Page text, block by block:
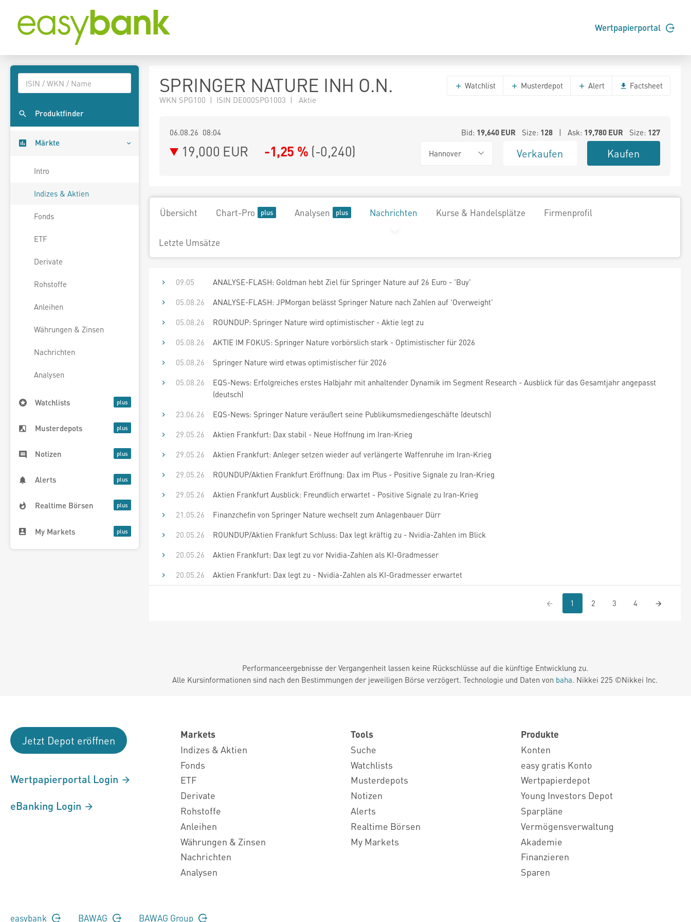
Wertpapierportal
Produktfinder
Märkte
Intro
Indizes & Aktien
Fonds
ETF
Derivate
Rohstoffe
Anleihen
Währungen & Zinsen
Nachrichten
Analysen
Watchlists
Musterdepots
Notizen
Alerts
Realtime Börsen
My Markets
SPRINGER NATURE INH O.N.
WKN SPG100 | ISIN DE000SPG1003 | Aktie
Watchlist Musterdepot Alert Factsheet
06.08.26 08:04 Bid: 19,640EUR Size: 128| Ask: 19,780EUR Size: 127
19,000 EUR -1,25 % (-0,240) Hannover Verkaufen Kaufen
Übersicht Chart-Pro Analysen Nachrichten Kurse & Handelsplätze Firmenprofil
Letzte Umsätze
09:05
ANALYSE-FLASH: Goldman hebt Ziel für Springer Nature auf 26 Euro - 'Buy'
05.08.26
ANALYSE-FLASH: JPMorgan belässt Springer Nature nach Zahlen auf 'Overweight'
05.08.26
ROUNDUP: Springer Nature wird optimistischer - Aktie legt zu
05.08.26
AKTIE IM FOKUS: Springer Nature vorbörslich stark - Optimistischer für 2026
05.08.26
Springer Nature wird etwas optimistischer für 2026
05.08.26
EQS-News: Erfolgreiches erstes Halbjahr mit anhaltender Dynamik im Segment Research - Ausblick für das Gesamtjahr angepasst
(deutsch)
23.06.26
EQS-News: Springer Nature veräußert seine Publikumsmediengeschäfte (deutsch)
29.05.26
Aktien Frankfurt: Dax stabil - Neue Hoffnung im Iran-Krieg
29.05.26
Aktien Frankfurt: Anleger setzen wieder auf verlängerte Waffenruhe im Iran-Krieg
29.05.26
ROUNDUP/Aktien Frankfurt Eröffnung: Dax im Plus - Positive Signale zu Iran-Krieg
29.05.26
Aktien Frankfurt Ausblick: Freundlich erwartet - Positive Signale zu Iran-Krieg
21.05.26
Finanzchefin von Springer Nature wechselt zum Anlagenbauer Dürr
20.05.26
ROUNDUP/Aktien Frankfurt Schluss: Dax legt kräftig zu - Nvidia-Zahlen im Blick
20.05.26
Aktien Frankfurt: Dax legt zu vor Nvidia-Zahlen als KI-Gradmesser
20.05.26
Aktien Frankfurt: Dax legt zu - Nvidia-Zahlen als KI-Gradmesser erwartet
1 2 3 4
Performanceergebnisse der Vergangenheit lassen keine Rückschlüsse auf die künftige Entwicklung zu.
Alle Kursinformationen sind nach den Bestimmungen der jeweiligen Börse verzögert. Technologie und Daten von baha. Nikkei 225 ©Nikkei Inc.
Jetzt Depot eröffnen
Wertpapierportal Login
eBanking Login
Markets
Indizes & Aktien
Fonds
ETF
Derivate
Rohstoffe
Anleihen
Währungen & Zinsen
Nachrichten
Analysen
Tools
Suche
Watchlists
Musterdepots
Notizen
Alerts
Realtime Börsen
My Markets
Produkte
Konten
easy gratis Konto
Wertpapierdepot
Young Investors Depot
Sparpläne
Vermögensverwaltung
Akademie
Finanzieren
Sparen
easybank BAWAG BAWAG Group